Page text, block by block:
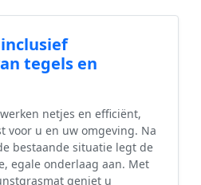
tegels en
netjes en efficiënt,
voor u en uw omgeving. Na
bestaande situatie legt de
egale onderlaag aan. Met
geniet u